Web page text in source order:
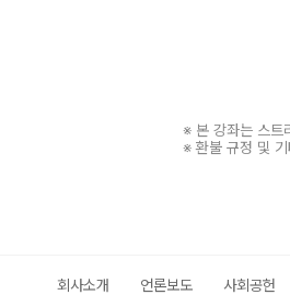
※ 본 강좌는 스트
※ 환불 규정 및
회사소개 언론보도 사회공헌